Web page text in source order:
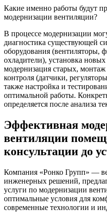
Какие именно работы будут
модернизации вентиляции?
В процессе модернизации
диагностика существующей
оборудования (вентиляторы,
охладители), установка
модернизация старых,
контроля (датчики,
также настройка и
оптимальной работы.
определяется после анализа
Эффективная
вентиляции
консультации до
Компания «Ронко Групп» —
инженерных решений,
услуги по модернизации
оптимальные условия для
современные технологии и